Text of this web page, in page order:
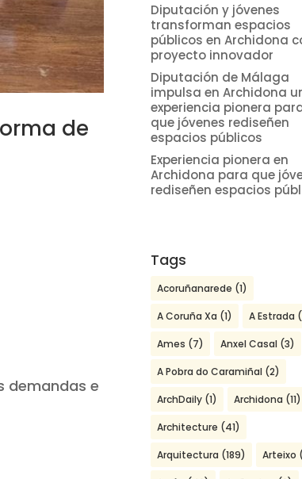
de
demandas e
Diputación y jóvenes
transforman espacios
públicos en Archidona
proyecto innovador
Diputación de Málaga
impulsa en Archidona
experiencia pionera
que jóvenes rediseñen
espacios públicos
Experiencia pionera en
Archidona para que
rediseñen espacios
Tags
Acoruñanarede (1)
A Coruña Xa (1) A Estrada
Ames (7) Anxel Casal (3)
A Pobra do Caramiñal (2)
ArchDaily (1) Archidona (11)
Architecture (41)
Arquitectura (189) Arteixo